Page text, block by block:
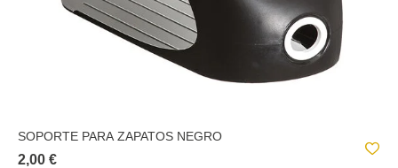
SOPORTE PARA ZAPATOS NEGRO
2,00 €